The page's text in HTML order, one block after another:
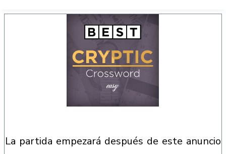
la partida empezará después de este anuncio